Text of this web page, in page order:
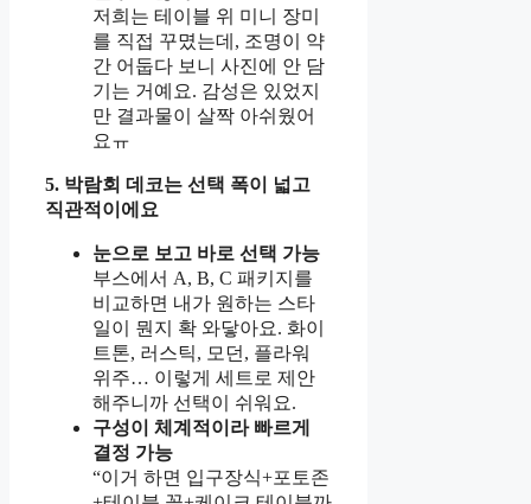
저희는 테이블 위 미니 장미
를 직접 꾸몄는데, 조명이 약
간 어둡다 보니 사진에 안 담
기는 거예요. 감성은 있었지
만 결과물이 살짝 아쉬웠어
요ㅠ
5. 박람회 데코는 선택 폭이 넓고
직관적이에요
눈으로 보고 바로 선택 가능
부스에서 A, B, C 패키지를
비교하면 내가 원하는 스타
일이 뭔지 확 와닿아요. 화이
트톤, 러스틱, 모던, 플라워
위주… 이렇게 세트로 제안
해주니까 선택이 쉬워요.
구성이 체계적이라 빠르게
결정 가능
“이거 하면 입구장식+포토존